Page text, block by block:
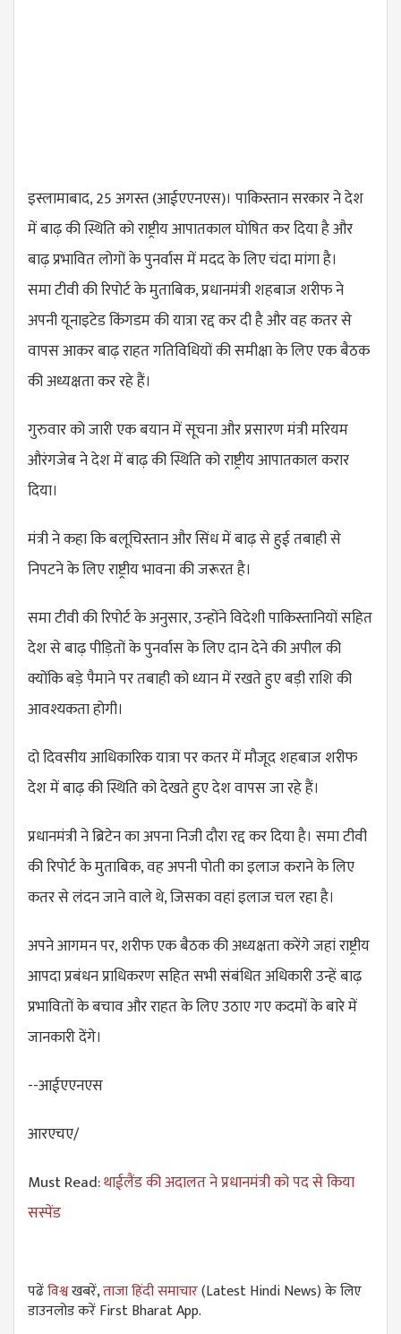
इस्लामाबाद, 25 अगस्त (आईएएनएस)। पाकिस्तान सरकार ने देश
में बाढ़ की स्थिति को राष्ट्रीय आपातकाल घोषित कर दिया है और
बाढ़ प्रभावित लोगों के पुनर्वास में मदद के लिए चंदा मांगा है।
समा टीवी की रिपोर्ट के मुताबिक, प्रधानमंत्री शहबाज शरीफ ने
अपनी यूनाइटेड किंगडम की यात्रा रद्द कर दी है और वह कतर से
वापस आकर बाढ़ राहत गतिविधियों की समीक्षा के लिए एक बैठक
की अध्यक्षता कर रहे हैं।
गुरुवार को जारी एक बयान में सूचना और प्रसारण मंत्री मरियम
औरंगजेब ने देश में बाढ़ की स्थिति को राष्ट्रीय आपातकाल करार
दिया।
मंत्री ने कहा कि बलूचिस्तान और सिंध में बाढ़ से हुई तबाही से
निपटने के लिए राष्ट्रीय भावना की जरूरत है।
समा टीवी की रिपोर्ट के अनुसार, उन्होंने विदेशी पाकिस्तानियों सहित
देश से बाढ़ पीड़ितों के पुनर्वास के लिए दान देने की अपील की
क्योंकि बड़े पैमाने पर तबाही को ध्यान में रखते हुए बड़ी राशि की
आवश्यकता होगी।
दो दिवसीय आधिकारिक यात्रा पर कतर में मौजूद शहबाज शरीफ
देश में बाढ़ की स्थिति को देखते हुए देश वापस जा रहे हैं।
प्रधानमंत्री ने ब्रिटेन का अपना निजी दौरा रद्द कर दिया है। समा टीवी
की रिपोर्ट के मुताबिक, वह अपनी पोती का इलाज कराने के लिए
कतर से लंदन जाने वाले थे, जिसका वहां इलाज चल रहा है।
अपने आगमन पर, शरीफ एक बैठक की अध्यक्षता करेंगे जहां राष्ट्रीय
आपदा प्रबंधन प्राधिकरण सहित सभी संबंधित अधिकारी उन्हें बाढ़
प्रभावितों के बचाव और राहत के लिए उठाए गए कदमों के बारे में
जानकारी देंगे।
--आईएएनएस
आरएचए/
Must Read:थाईलैंड की अदालत ने प्रधानमंत्री को पद से किया
सस्पेंड
पढेंविश्वखबरें,ताजा हिंदी समाचार(Latest Hindi News) के लिए
डाउनलोड करें First Bharat App.